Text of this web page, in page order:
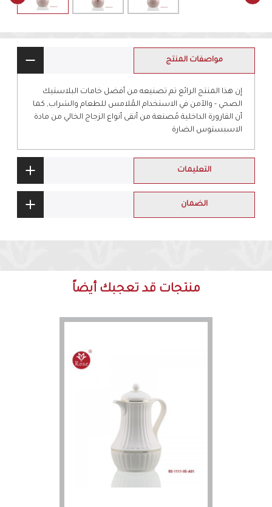
مواصفات المنتج
إن هذا المنتج الرائع تم تصنيعه من أفضل خامات البلاستيك
الصحي - والآمن في الاستخدام المُلامس للطعام والشراب, كما
أن القارورة الداخلية مُصنعة من أنقى أنواع الزجاج الخالي من مادة
الاسبستوس الضارة
التعليمات
الضمان
منتجات قد تعجبك أيضاً